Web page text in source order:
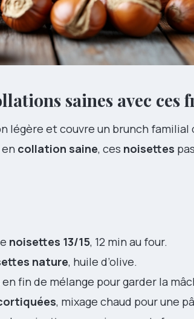
saines avec ces
légère et couvre un brunch familial
collation saine, ces noisettes
noisettes 13/15, 12 min au four.
nature, huile d’olive.
en fin de mélange pour garder la
, mixage chaud pour une